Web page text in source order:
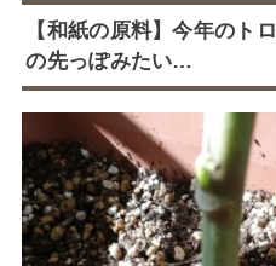
【和紙の原料】今年の
の先っぽみたい…